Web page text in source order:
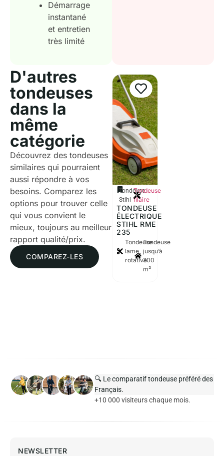
Démarrage
instantané
et entretien
très limité
D'autres
tondeuses
dans la
même
catégorie
Découvrez des tondeuses
similaires qui pourraient
aussi répondre à vos
besoins. Comparez les
options pour trouver celle
qui vous convient le
mieux, toujours au meilleur
rapport qualité/prix.
COMPAREZ-LES
Tondeuse
Stihl
Tondeuse
filaire
TONDEUSE
ÉLECTRIQUE
STIHL RME
235
Tondeuse
lame
rotative
Tondeuse
jusqu’à
300
m²
🔍 Le comparatif tondeuse préféré des
Français.
+10 000 visiteurs chaque mois.
NEWSLETTER